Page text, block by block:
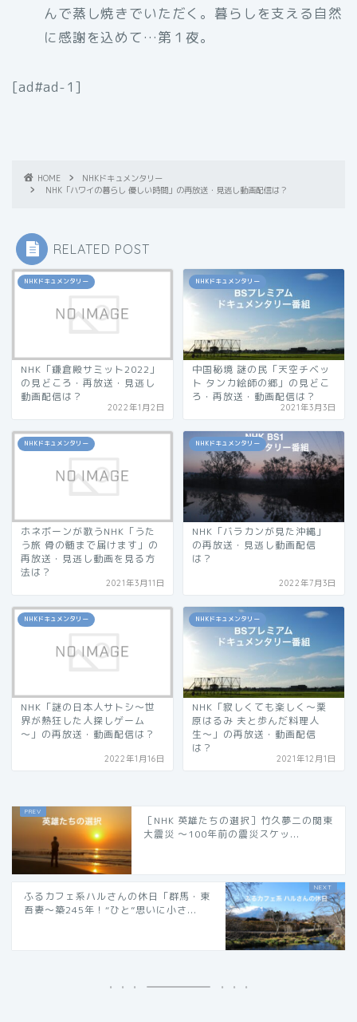
んで蒸し焼きでいただく。暮らしを支える自然
に感謝を込めて…第１夜。
[ad#ad-1]
HOME
NHKドキュメンタリー
NHK「ハワイの暮らし 優しい時間」の再放送・見逃し動画配信は？
RELATED POST
NHKドキュメンタリー
NHK「鎌倉殿サミット2022」
の見どころ・再放送・見逃し
動画配信は？
2022年1月2日
NHKドキュメンタリー
中国秘境 謎の民「天空チベッ
ト タンカ絵師の郷」の見どこ
ろ・再放送・動画配信は？
2021年3月3日
NHKドキュメンタリー
ホネボーンが歌うNHK「うた
う旅 骨の髄まで届けます」の
再放送・見逃し動画を見る方
法は？
2021年3月11日
NHKドキュメンタリー
NHK「バラカンが見た沖縄」
の再放送・見逃し動画配信
は？
2022年7月3日
NHKドキュメンタリー
NHK「謎の日本人サトシ～世
界が熱狂した人探しゲーム
～」の再放送・動画配信は？
2022年1月16日
NHKドキュメンタリー
NHK「寂しくても楽しく〜栗
原はるみ 夫と歩んだ料理人
生〜」の再放送・動画配信
は？
2021年12月1日
［NHK 英雄たちの選択］竹久夢二の関東
大震災 〜100年前の震災スケッ...
ふるカフェ系ハルさんの休日「群馬・東
吾妻〜築245年！“ひと”思いに小さ...